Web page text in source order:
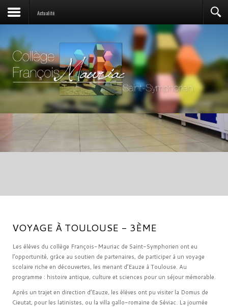
Actualité
VOYAGE À TOULOUSE - 3ÈME
Les élèves du collège François-Mauriac de Saint-Symphorien ont eu
l’opportunité, grâce au soutien de partenaires, de participer à un voyage
scolaire riche en découvertes, les menant d’Eauze à Toulouse. Au
programme : histoire antique, culture et sciences pour un séjour mémorable.
Après un trajet en direction d’Eauze, les élèves ont pu visiter la Domus de
Cieutat, pour les latinistes, ou la villa gallo-romaine de Séviac. La journée